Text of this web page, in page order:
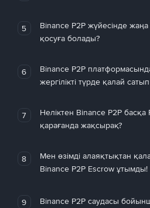
5
Binance P2P жүйесінде жаңа
қосуға болады?
6
Binance P2P
жергілікті түрде қалай
7
Неліктен Binance P2P
қарағанда жақсырақ?
8
Мен өзімді алаяқтықтан
Binance P2P Escrow ұтымды!
9 Binance P2P саудасы